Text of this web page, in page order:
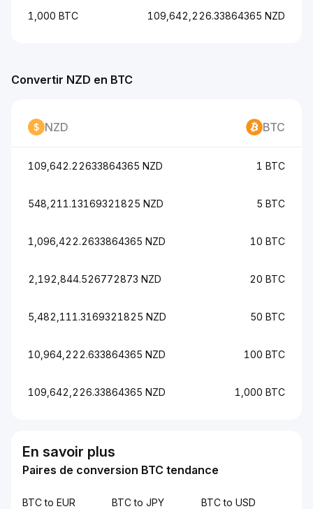
1,000 BTC 109,642,226.33864365 NZD
Convertir NZD en BTC
NZD BTC
109,642.22633864365 NZD 1 BTC
548,211.13169321825 NZD 5 BTC
1,096,422.2633864365 NZD 10 BTC
2,192,844.526772873 NZD 20 BTC
5,482,111.3169321825 NZD 50 BTC
10,964,222.633864365 NZD 100 BTC
109,642,226.33864365 NZD 1,000 BTC
En savoir plus
Paires de conversion BTC tendance
BTC to EUR BTC to JPY BTC to USD